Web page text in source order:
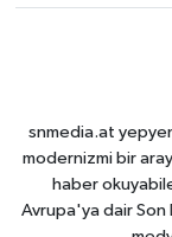
snmedia.at
modernizmi bir
haber
Avrupa'ya dair Son